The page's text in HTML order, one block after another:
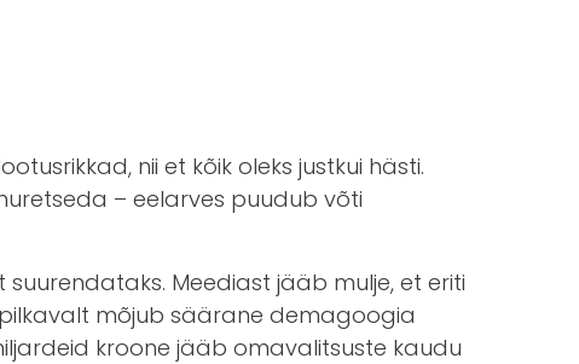
nii et kõik oleks justkui hästi.
– eelarves puudub võti
Meediast jääb mulje, et eriti
pilkavalt mõjub säärane demagoogia
kroone jääb omavalitsuste kaudu